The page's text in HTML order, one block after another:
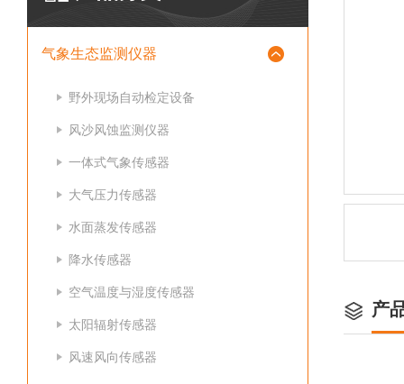
气象生态监测仪器
野外现场自动检定设备
风沙风蚀监测仪器
一体式气象传感器
大气压力传感器
水面蒸发传感器
降水传感器
空气温度与湿度传感器
太阳辐射传感器
风速风向传感器
产